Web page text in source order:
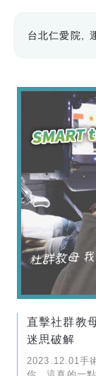
台北仁愛院
直擊社群教
迷思破解
2023.12.01手